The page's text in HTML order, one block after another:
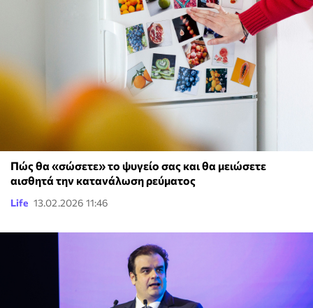
Πώς θα «σώσετε» το ψυγείο σας και θα μειώσετε
αισθητά την κατανάλωση ρεύματος
Life 13.02.2026 11:46